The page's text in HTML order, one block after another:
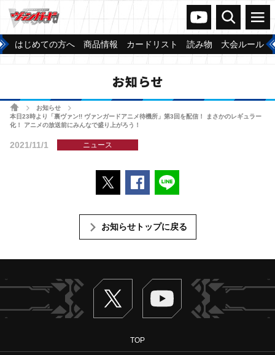
ヴァンガードch
検索 メニュー
はじめての方へ 商品情報 カードリスト 読み物 大会ルール
お知らせ
ホームお知らせ
本日23時より「裏ヴァン!! ヴァンガードアニメ待機所」第3回を配信！ まさかのレギュラー
化！ アニメの放送前にみんなで盛り上がろう！
2021/11/1 ニュース
ポストするFacebookでシェアする
お知らせトップに戻る
Twitter ヴァンガードch
TOP